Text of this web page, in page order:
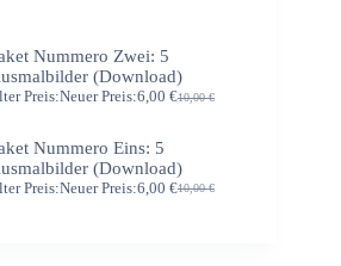
Nummero Zwei: 5
(Download)
Preis: 10,00€
Ursprünglicher
war:
10,00 €
Neuer Preis:6,00 €
Aktueller
ist:
6,00 €.
Nummero Eins: 5
(Download)
Preis: 10,00€
Ursprünglicher
Neuer Preis:6,00 €
Aktueller